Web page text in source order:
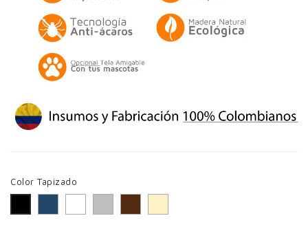
Color Tapizado